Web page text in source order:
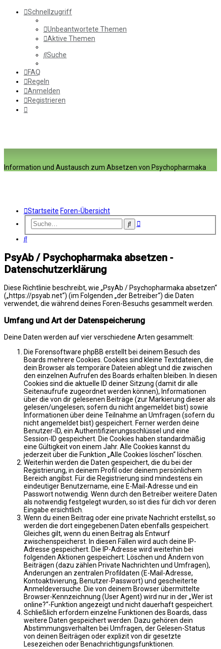
Schnellzugriff
Unbeantwortete Themen
Aktive Themen
Suche
FAQ
Regeln
Anmelden
Registrieren
Information und Austausch zum Absetzen von Psychopharmaka
Startseite Foren-Übersicht
SucheErweiterte
Suche
PsyAb / Psychopharmaka absetzen -
Datenschutzerklärung
Diese Richtlinie beschreibt, wie „PsyAb / Psychopharmaka absetzen“
(„https://psyab.net“) (im Folgenden „der Betreiber“) die Daten
verwendet, die während deines Foren-Besuchs gesammelt werden.
Umfang und Art der Datenspeicherung
Deine Daten werden auf vier verschiedene Arten gesammelt:
Die Forensoftware phpBB erstellt bei deinem Besuch des
Boards mehrere Cookies. Cookies sind kleine Textdateien, die
dein Browser als temporäre Dateien ablegt und die zwischen
den einzelnen Aufrufen des Boards erhalten bleiben. In diesen
Cookies sind die aktuelle ID deiner Sitzung (damit dir alle
Seitenaufrufe zugeordnet werden können), Informationen
über die von dir gelesenen Beiträge (zur Markierung dieser als
gelesen/ungelesen; sofern du nicht angemeldet bist) sowie
Informationen über deine Teilnahme an Umfragen (sofern du
nicht angemeldet bist) gespeichert. Ferner werden deine
Benutzer-ID, ein Authentifizierungsschlüssel und eine
Session-ID gespeichert. Die Cookies haben standardmäßig
eine Gültigkeit von einem Jahr. Alle Cookies kannst du
jederzeit über die Funktion „Alle Cookies löschen“ löschen.
Weiterhin werden die Daten gespeichert, die du bei der
Registrierung, in deinem Profil oder deinem persönlichem
Bereich angibst. Für die Registrierung sind mindestens ein
eindeutiger Benutzername, eine E-Mail-Adresse und ein
Passwort notwendig. Wenn durch den Betreiber weitere Daten
als notwendig festgelegt wurden, so ist dies für dich vor deren
Eingabe ersichtlich.
Wenn du einen Beitrag oder eine private Nachricht erstellst, so
werden die dort eingegebenen Daten ebenfalls gespeichert.
Gleiches gilt, wenn du einen Beitrag als Entwurf
zwischenspeicherst. In diesen Fällen wird auch deine IP-
Adresse gespeichert. Die IP-Adresse wird weiterhin bei
folgenden Aktionen gespeichert: Löschen und Ändern von
Beiträgen (dazu zählen Private Nachrichten und Umfragen),
Änderungen an zentralen Profildaten (E-Mail-Adresse,
Kontoaktivierung, Benutzer-Passwort) und gescheiterte
Anmeldeversuche. Die von deinem Browser übermittelte
Browser-Kennzeichnung (User Agent) wird nur in der „Wer ist
online?“-Funktion angezeigt und nicht dauerhaft gespeichert.
Schließlich erfordern einzelne Funktionen des Boards, dass
weitere Daten gespeichert werden. Dazu gehören dein
Abstimmungsverhalten bei Umfragen, der Gelesen-Status
von deinen Beiträgen oder explizit von dir gesetzte
Lesezeichen oder Benachrichtigungsfunktionen.